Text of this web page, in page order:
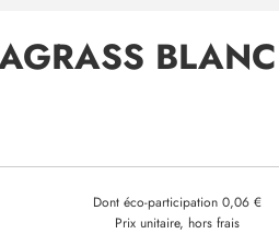
BLANC
Dont éco-participation 0,06 €
Prix unitaire, hors frais